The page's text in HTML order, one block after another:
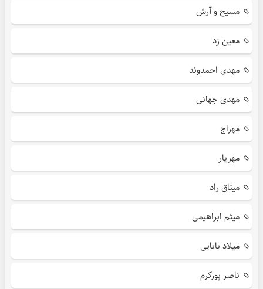
مسیح و آرش
معین زد
مهدی احمدوند
مهدی جهانی
مهراج
مهریار
میثاق راد
میثم ابراهیمی
میلاد بابایی
ناصر پورکرم